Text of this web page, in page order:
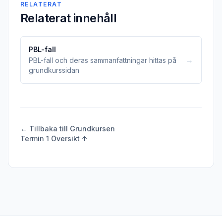
RELATERAT
Relaterat innehåll
PBL-fall
PBL-fall och deras sammanfattningar hittas på
grundkurssidan
→
← Tillbaka till Grundkursen
Termin 1 Översikt ↑